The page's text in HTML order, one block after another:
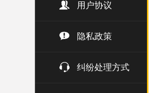
用户协议
隐私政策
纠纷处理方式